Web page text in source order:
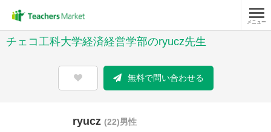
メニュー
チェコ工科大学経済経営学部のryucz先生
無料で問い合わせる
ryucz (22)男性